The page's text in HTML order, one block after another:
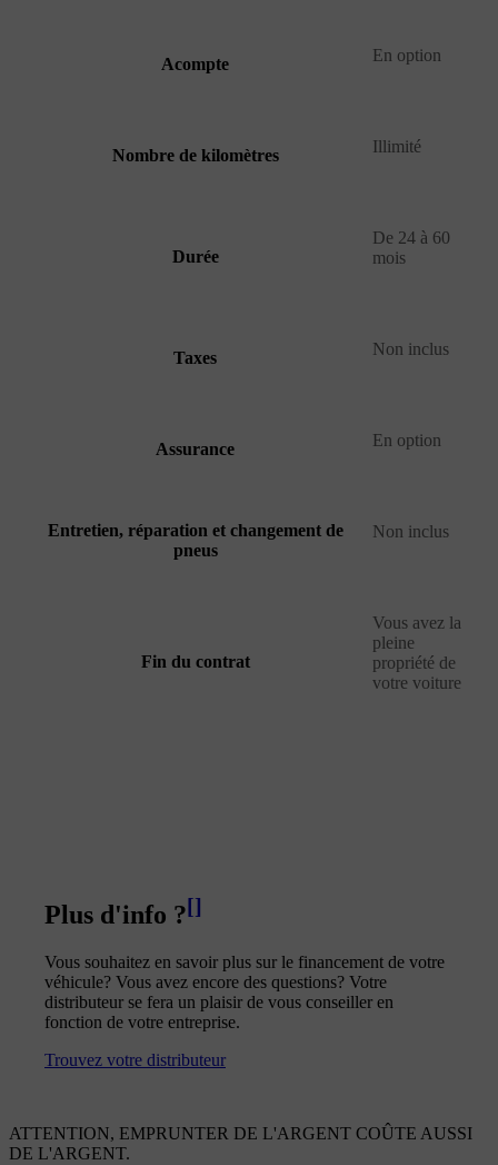
Acompte En option
Nombre de kilomètres Illimité
Durée
De 24 à 60
mois
Taxes Non inclus
Assurance En option
Entretien, réparation et changement de
pneus
Non inclus
Fin du contrat
Vous avez la
pleine
propriété de
votre voiture
Plus d'info ?[]
Vous souhaitez en savoir plus sur le financement de votre
véhicule? Vous avez encore des questions? Votre
distributeur se fera un plaisir de vous conseiller en
fonction de votre entreprise.
Trouvez votre distributeur
ATTENTION, EMPRUNTER DE L'ARGENT COÛTE AUSSI
DE L'ARGENT.